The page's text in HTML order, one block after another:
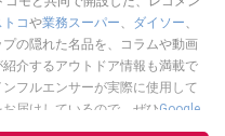
トコや業務スーパー、 ダイソー、
の隠れた名品を、コラムや動画
介するアウトドア情報も満載で
フルエンサーが実際に使用して
届けしているので、ぜひGoogle